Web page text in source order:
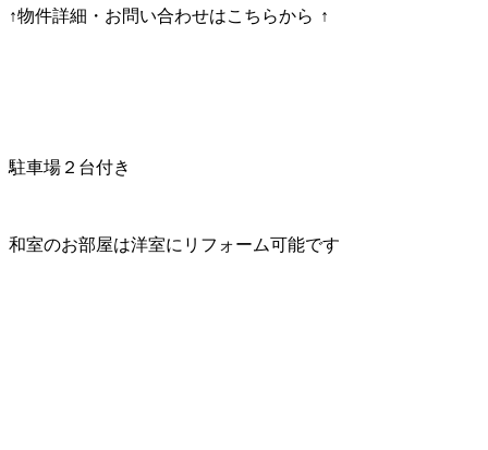
↑物件詳細・お問い合わせはこちらから ↑
駐車場２台付き
和室のお部屋は洋室にリフォーム可能です